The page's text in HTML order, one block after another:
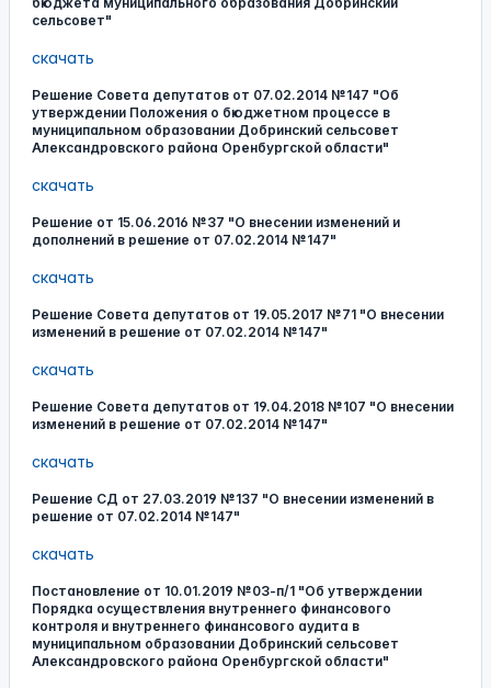
сельсовет"
скачать
Решение Совета депутатов от 07.02.2014 №147 "Об
утверждении Положения о бюджетном процессе в
муниципальном образовании Добринский сельсовет
Александровского района Оренбургской области"
скачать
Решение от 15.06.2016 №37 "О внесении изменений и
дополнений в решение от 07.02.2014 №147"
скачать
Решение Совета депутатов от 19.05.2017 №71 "О внесении
изменений в решение от 07.02.2014 №147"
скачать
Решение Совета депутатов от 19.04.2018 №107 "О внесении
изменений в решение от 07.02.2014 №147"
скачать
Решение СД от 27.03.2019 №137 "О внесении изменений в
решение от 07.02.2014 №147"
скачать
Постановление от 10.01.2019 №03-п/1 "Об утверждении
Порядка осуществления внутреннего финансового
контроля и внутреннего финансового аудита в
муниципальном образовании Добринский сельсовет
Александровского района Оренбургской области"